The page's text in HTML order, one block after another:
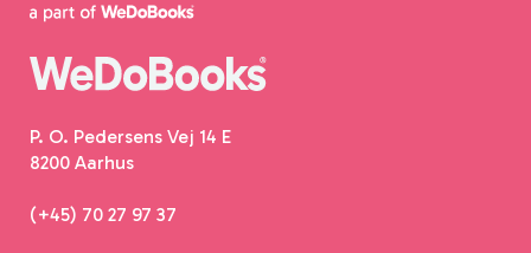
P. O. Pedersens Vej 14 E
8200 Aarhus
(+45) 70 27 97 37